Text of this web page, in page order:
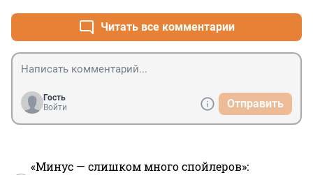
Читать все комментарии
Гость
Войти
Отправить
«Минус — слишком много спойлеров»: